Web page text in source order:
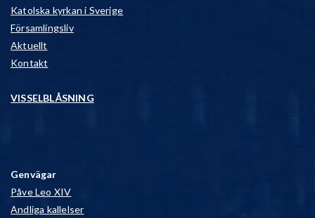
Katolska kyrkan i Sverige
Församlingsliv
Aktuellt
Kontakt
VISSELBLÅSNING
Genvägar
Påve Leo XIV
Andliga kallelser